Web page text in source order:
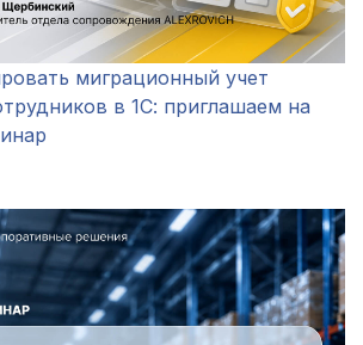
миграционный учет
в 1С: приглашаем на